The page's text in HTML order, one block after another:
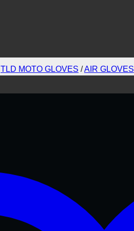
TLD MOTO GLOVES /AIR GLOVES